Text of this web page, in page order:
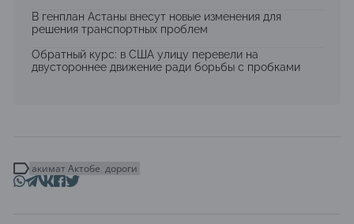
В генплан Астаны внесут новые изменения для
решения транспортных проблем
Обратный курс: в США улицу перевели на
двустороннее движение ради борьбы с пробками
акимат Актобе дороги